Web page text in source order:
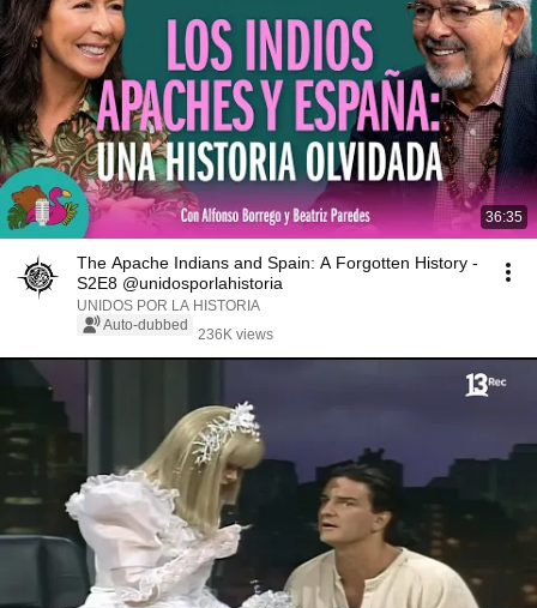
36:35
The Apache Indians and Spain: A Forgotten History -
S2E8 @unidosporlahistoria
UNIDOS POR LA HISTORIA
Auto-dubbed
236K views